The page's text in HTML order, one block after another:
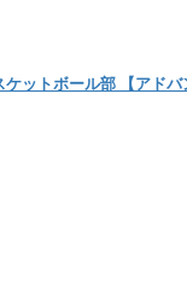
ットボール部 【アドバ